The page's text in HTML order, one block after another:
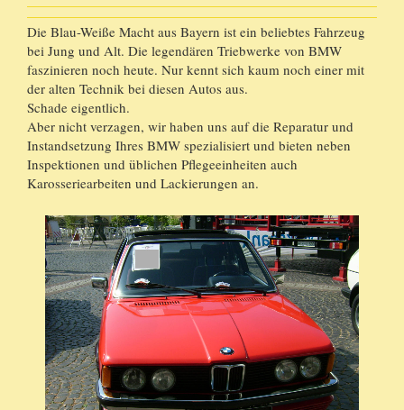
Die Blau-Weiße Macht aus Bayern ist ein beliebtes Fahrzeug
bei Jung und Alt. Die legendären Triebwerke von BMW
faszinieren noch heute. Nur kennt sich kaum noch einer mit
der alten Technik bei diesen Autos aus.
Schade eigentlich.
Aber nicht verzagen, wir haben uns auf die Reparatur und
Instandsetzung Ihres BMW spezialisiert und bieten neben
Inspektionen und üblichen Pflegeeinheiten auch
Karosseriearbeiten und Lackierungen an.